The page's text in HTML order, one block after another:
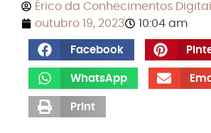
Érico da Conhecimentos
outubro 19, 2023
10:04 am
Facebook
WhatsApp
Print